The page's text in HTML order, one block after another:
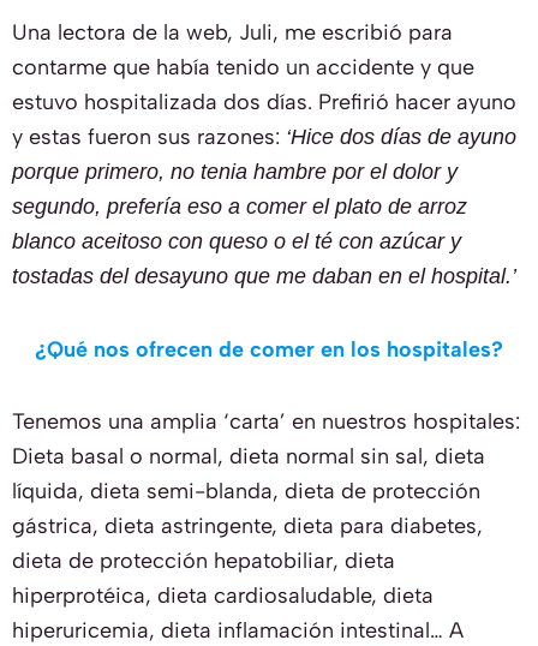
Una lectora de la web, Juli, me escribió para
contarme que había tenido un accidente y que
estuvo hospitalizada dos días. Prefirió hacer ayuno
y estas fueron sus razones: ‘Hice dos días de ayuno
porque primero, no tenia hambre por el dolor y
segundo, prefería eso a comer el plato de arroz
blanco aceitoso con queso o el té con azúcar y
tostadas del desayuno que me daban en el hospital.’
¿Qué nos ofrecen de comer en los hospitales?
Tenemos una amplia ‘carta’ en nuestros hospitales:
Dieta basal o normal, dieta normal sin sal, dieta
líquida, dieta semi-blanda, dieta de protección
gástrica, dieta astringente, dieta para diabetes,
dieta de protección hepatobiliar, dieta
hiperprotéica, dieta cardiosaludable, dieta
hiperuricemia, dieta inflamación intestinal… A